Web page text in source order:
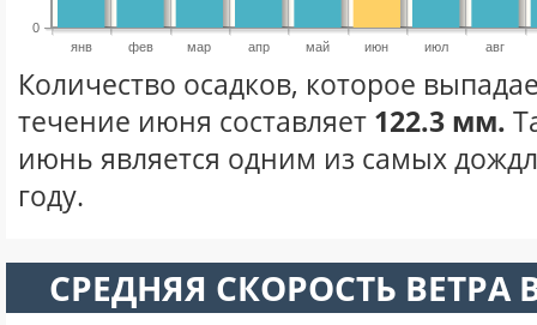
янв фев мар апр май июн июл авг
0
Количество осадков, которое
течение июня составляет 122.3 мм.
июнь является одним из самых
году.
СРЕДНЯЯ СКОРОСТЬ